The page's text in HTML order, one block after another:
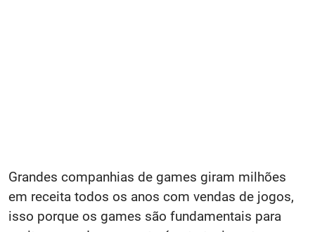
Grandes companhias de games giram milhões
em receita todos os anos com vendas de jogos,
isso porque os games são fundamentais para